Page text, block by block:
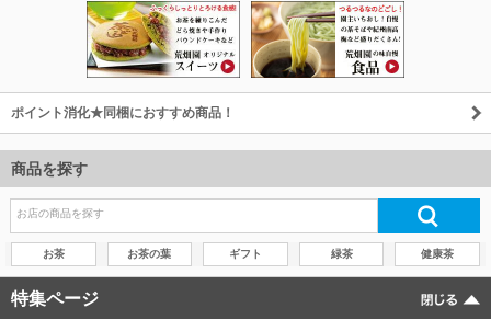
ポイント消化★同梱におすすめ商品！
商品を探す
お茶 お茶の葉 ギフト 緑茶 健康茶
特集ページ